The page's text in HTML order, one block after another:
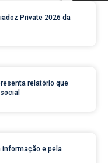
Private 2026 da
relatório que
informação e pela